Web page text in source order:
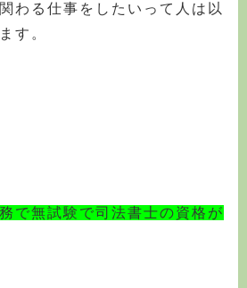
わる仕事をしたいって人は以
す。
で無試験で司法書士の資格が